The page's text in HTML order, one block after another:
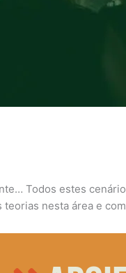
Todos estes
nesta área e